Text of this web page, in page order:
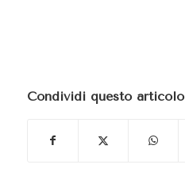
Condividi questo articolo